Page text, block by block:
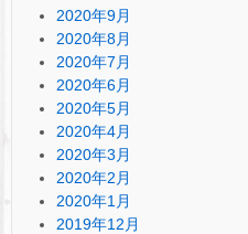
2020年9月
2020年8月
2020年7月
2020年6月
2020年5月
2020年4月
2020年3月
2020年2月
2020年1月
2019年12月